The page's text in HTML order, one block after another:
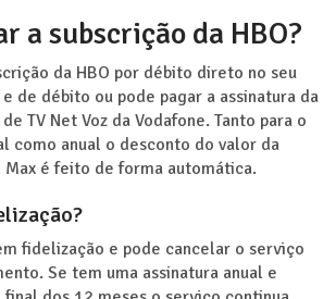
a subscrição da HBO?
da HBO por débito direto no seu
de débito ou pode pagar a assinatura da
TV Net Voz da Vodafone. Tanto para o
como anual o desconto do valor da
Max é feito de forma automática.
fidelização e pode cancelar o serviço
Se tem uma assinatura anual e